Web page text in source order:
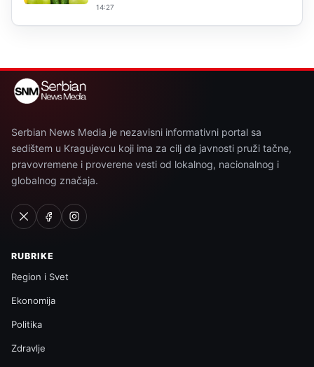
14:27
Serbian News Media je nezavisni informativni portal sa
sedištem u Kragujevcu koji ima za cilj da javnosti pruži tačne,
pravovremene i proverene vesti od lokalnog, nacionalnog i
globalnog značaja.
RUBRIKE
Region i Svet
Ekonomija
Politika
Zdravlje